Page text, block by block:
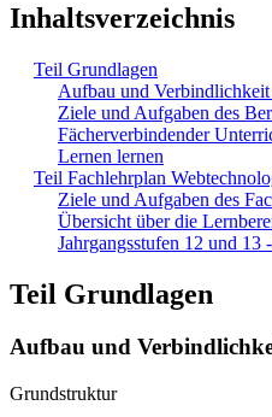
Inhaltsverzeichnis
Teil Grundlagen
Aufbau und
Ziele und Aufgaben des
Fächerverbindender
Lernen lernen
Teil Fachlehrplan
Ziele und Aufgaben des
Übersicht über die
Jahrgangsstufen 12 und 13
Teil Grundlagen
Aufbau und
Grundstruktur